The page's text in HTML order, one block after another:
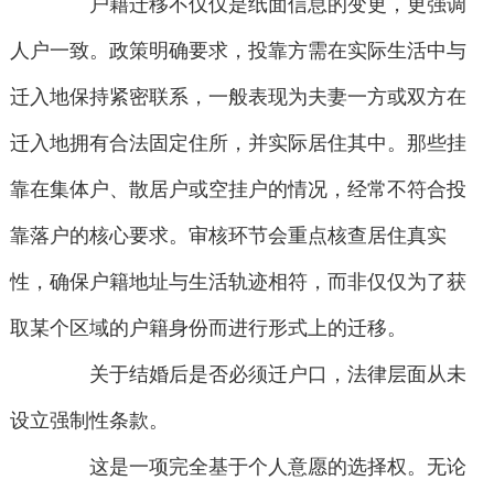
户籍迁移不仅仅是纸面信息的变更，更强调
人户一致。政策明确要求，投靠方需在实际生活中与
迁入地保持紧密联系，一般表现为夫妻一方或双方在
迁入地拥有合法固定住所，并实际居住其中。那些挂
靠在集体户、散居户或空挂户的情况，经常不符合投
靠落户的核心要求。审核环节会重点核查居住真实
性，确保户籍地址与生活轨迹相符，而非仅仅为了获
取某个区域的户籍身份而进行形式上的迁移。
关于结婚后是否必须迁户口，法律层面从未
设立强制性条款。
这是一项完全基于个人意愿的选择权。无论